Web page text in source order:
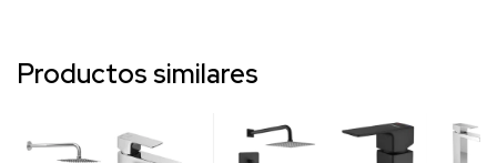
Productos similares